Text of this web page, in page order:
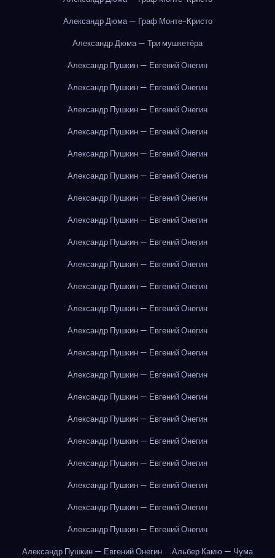
Александр Дюма — Граф Монте-Кристо
Александр Дюма — Три мушкетёра
Александр Пушкин — Евгений Онегин
Александр Пушкин — Евгений Онегин
Александр Пушкин — Евгений Онегин
Александр Пушкин — Евгений Онегин
Александр Пушкин — Евгений Онегин
Александр Пушкин — Евгений Онегин
Александр Пушкин — Евгений Онегин
Александр Пушкин — Евгений Онегин
Александр Пушкин — Евгений Онегин
Александр Пушкин — Евгений Онегин
Александр Пушкин — Евгений Онегин
Александр Пушкин — Евгений Онегин
Александр Пушкин — Евгений Онегин
Александр Пушкин — Евгений Онегин
Александр Пушкин — Евгений Онегин
Александр Пушкин — Евгений Онегин
Александр Пушкин — Евгений Онегин
Александр Пушкин — Евгений Онегин
Александр Пушкин — Евгений Онегин
Александр Пушкин — Евгений Онегин
Александр Пушкин — Евгений Онегин
Александр Пушкин — Евгений Онегин
Александр Пушкин — Евгений Онегин
Альбер Камю — Чума